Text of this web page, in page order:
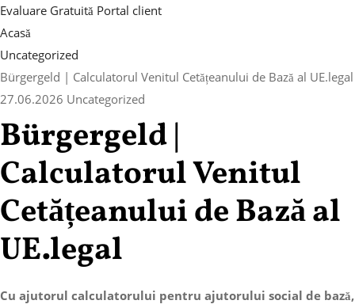
Evaluare Gratuită Portal client
Acasă
Uncategorized
Bürgergeld | Calculatorul Venitul Cetățeanului de Bază al UE.legal
27.06.2026 Uncategorized
Bürgergeld |
Calculatorul Venitul
Cetățeanului de Bază al
UE.legal
Cu ajutorul calculatorului pentru ajutorului social de bază,